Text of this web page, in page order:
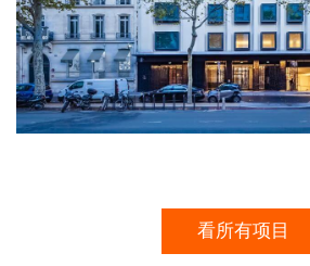
看所有项目